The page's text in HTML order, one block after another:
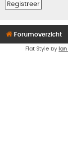
Registreer
Forumoverzicht
Flat Style by